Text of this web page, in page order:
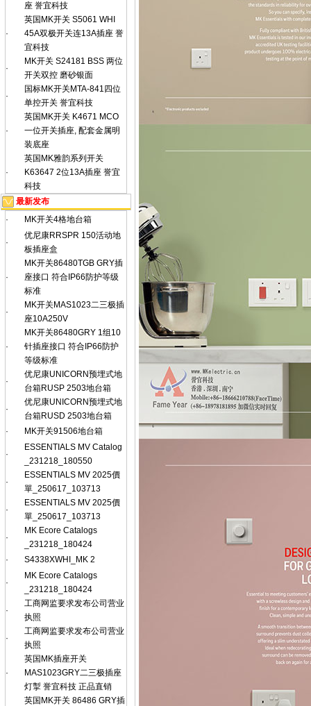
座 誉宜科技
·
英国MK开关 S5061 WHI
45A双极开关连13A插座 誉
宜科技
·
MK开关 S24181 BSS 两位
开关双控 磨砂银面
·
国标MK开关MTA-841四位
单控开关 誉宜科技
·
英国MK开关 K4671 MCO
一位开关插座, 配套金属明
装底座
·
英国MK雅韵系列开关
K63647 2位13A插座 誉宜
科技
最新发布
·
MK开关4格地台箱
·
优尼康RRSPR 150活动地
板插座盒
·
MK开关86480TGB GRY插
座接口 符合IP66防护等级
标准
·
MK开关MAS1023二三极插
座10A250V
·
MK开关86480GRY 1组10
针插座接口 符合IP66防护
等级标准
·
优尼康UNICORN预埋式地
台箱RUSP 2503地台箱
·
优尼康UNICORN预埋式地
台箱RUSD 2503地台箱
·
MK开关91506地台箱
·
ESSENTIALS MV Catalog
_231218_180550
·
ESSENTIALS MV 2025價
單_250617_103713
·
ESSENTIALS MV 2025價
單_250617_103713
·
MK Ecore Catalogs
_231218_180424
·
S4338XWHI_MK 2
·
MK Ecore Catalogs
_231218_180424
·
工商网监要求发布公司营业
执照
·
工商网监要求发布公司营业
执照
·
英国MK插座开关
MAS1023GRY二三极插座
灯掣 誉宜科技 正品直销
英国MK开关 86486 GRY插